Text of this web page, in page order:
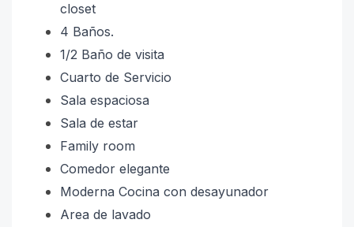
closet
4 Baños.
1/2 Baño de visita
Cuarto de Servicio
Sala espaciosa
Sala de estar
Family room
Comedor elegante
Moderna Cocina con desayunador
Area de lavado